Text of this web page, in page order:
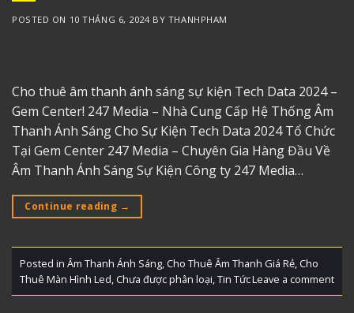
POSTED ON 10 THÁNG 6, 2024BY THANHPHAM
Cho thuê âm thanh ánh sáng sự kiện Tech Data 2024 –
Gem Center! 247 Media – Nhà Cung Cấp Hệ Thống Âm
Thanh Ánh Sáng Cho Sự Kiện Tech Data 2024 Tổ Chức
Tại Gem Center 247 Media – Chuyên Gia Hàng Đầu Về
Âm Thanh Ánh Sáng Sự Kiện Công ty 247 Media…
Continue reading →
Posted in Âm Thanh Ánh Sáng, Cho Thuê Âm Thanh Giá Rẻ, Cho
Thuê Màn Hình Led, Chưa được phân loại,Tin TứcLeave a comment